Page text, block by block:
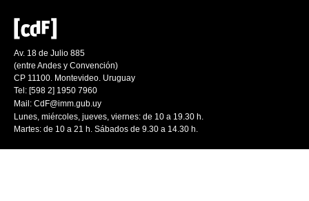
Av. 18 de Julio 885
(entre Andes y Convención)
CP 11100. Montevideo. Uruguay
Tel: [598 2] 1950 7960
Mail: CdF@imm.gub.uy
Lunes, miércoles, jueves, viernes: de 10 a 19.30 h.
Martes: de 10 a 21 h. Sábados de 9.30 a 14.30 h.